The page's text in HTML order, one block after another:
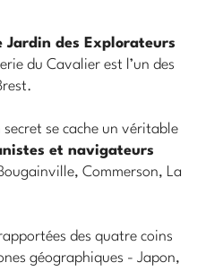
Jardin des Explorateurs
du Cavalier est l’un des
se cache un véritable
et navigateurs
Commerson, La
des quatre coins
géographiques - Japon,